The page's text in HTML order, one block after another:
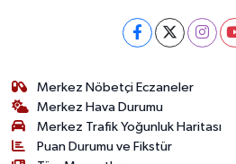
Merkez Nöbetçi Eczaneler
Merkez Hava Durumu
Merkez Trafik Yoğunluk Haritası
Puan Durumu ve Fikstür